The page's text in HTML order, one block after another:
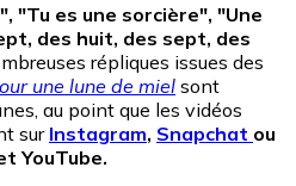
"Tu es une sorcière", "Une
des huit, des sept, des
répliques issues des
une lune de mielsont
au point que les vidéos
sur Instagram, Snapchat ou
YouTube.